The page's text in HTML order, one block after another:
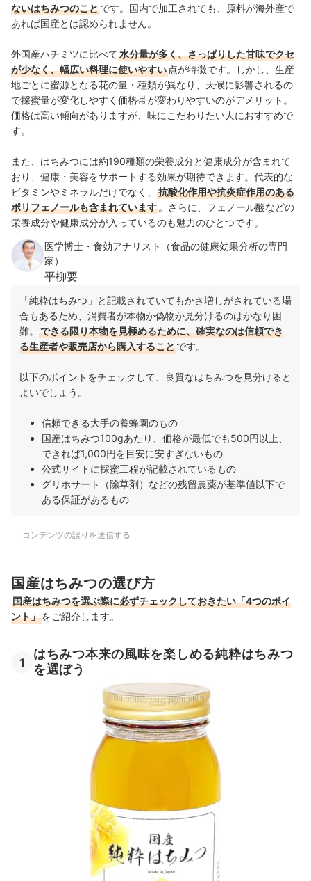
ないはちみつのことです。国内で加工されても、原料が海外産で
あれば国産とは認められません。
外国産ハチミツに比べて水分量が多く、さっぱりした甘味でクセ
が少なく、幅広い料理に使いやすい 点が特徴です。しかし、 生産
地ごとに蜜源となる花の量・種類が異なり、天候に影響されるの
で採蜜量が変化しやすく 価格帯が変わりやすいのがデメリット。
価格は高い傾向がありますが、味にこだわりたい人におすすめで
す。
また、はちみつには約190種類の栄養成分と健康成分が含まれて
おり、健康・美容をサポートする効果が期待できます。代表的な
ビタミンやミネラルだけでなく、
抗酸化作用や抗炎症作用のある
ポリフェノールも含まれています 。さらに、フェノール酸などの
栄養成分や健康成分が入っているのも魅力のひとつです。
医学博士・食効アナリスト（食品の健康効果分析の専門
家）
平柳要
「純粋はちみつ」と記載されていてもかさ増しがされている場
合もあるため、消費者が本物か偽物か見分けるのはかなり困
難。
できる限り本物を見極めるために、確実なのは信頼でき
る生産者や販売店から購入することです。
以下のポイントをチェックして、良質なはちみつを見分けると
よいでしょう。
信頼できる大手の養蜂園のもの
国産はちみつ100gあたり、価格が最低でも500円以上、
できれば1,000円を目安に安すぎないもの
公式サイトに採蜜工程が記載されているもの
グリホサート（除草剤）などの残留農薬が基準値以下で
ある保証があるもの
コンテンツの誤りを送信する
国産はちみつの選び方
国産はちみつを選ぶ際に必ずチェックしておきたい「4つのポイ
ント」をご紹介します。
1
はちみつ本来の風味を楽しめる純粋はちみつ
を選ぼう